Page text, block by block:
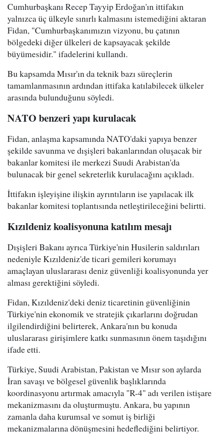
Cumhurbaşkanı Recep Tayyip Erdoğan'ın ittifakın
yalnızca üç ülkeyle sınırlı kalmasını istemediğini aktaran
Fidan, "Cumhurbaşkanımızın vizyonu, bu çatının
bölgedeki diğer ülkeleri de kapsayacak şekilde
büyümesidir." ifadelerini kullandı.
Bu kapsamda Mısır'ın da teknik bazı süreçlerin
tamamlanmasının ardından ittifaka katılabilecek ülkeler
arasında bulunduğunu söyledi.
NATO benzeri yapı kurulacak
Fidan, anlaşma kapsamında NATO'daki yapıya benzer
şekilde savunma ve dışişleri bakanlarından oluşacak bir
bakanlar komitesi ile merkezi Suudi Arabistan'da
bulunacak bir genel sekreterlik kurulacağını açıkladı.
İttifakın işleyişine ilişkin ayrıntıların ise yapılacak ilk
bakanlar komitesi toplantısında netleştirileceğini belirtti.
Kızıldeniz koalisyonuna katılım mesajı
Dışişleri Bakanı ayrıca Türkiye'nin Husilerin saldırıları
nedeniyle Kızıldeniz'de ticari gemileri korumayı
amaçlayan uluslararası deniz güvenliği koalisyonunda yer
alması gerektiğini söyledi.
Fidan, Kızıldeniz'deki deniz ticaretinin güvenliğinin
Türkiye'nin ekonomik ve stratejik çıkarlarını doğrudan
ilgilendirdiğini belirterek, Ankara'nın bu konuda
uluslararası girişimlere katkı sunmasının önem taşıdığını
ifade etti.
Türkiye, Suudi Arabistan, Pakistan ve Mısır son aylarda
İran savaşı ve bölgesel güvenlik başlıklarında
koordinasyonu artırmak amacıyla "R-4" adı verilen istişare
mekanizmasını da oluşturmuştu. Ankara, bu yapının
zamanla daha kurumsal ve somut iş birliği
mekanizmalarına dönüşmesini hedeflediğini belirtiyor.